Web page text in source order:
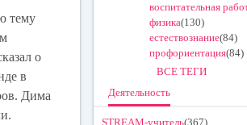
тему
о
в
Дима
воспитательная
физика(130)
естествознание(84)
профориентация(84)
ВСЕ ТЕГИ
Деятельность
STREAM-учитель(367)